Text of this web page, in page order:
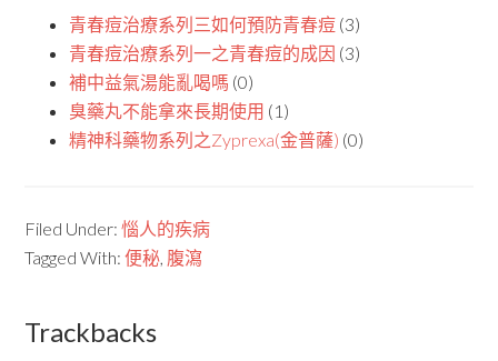
青春痘治療系列三如何預防青春痘 (3)
青春痘治療系列一之青春痘的成因 (3)
補中益氣湯能亂喝嗎 (0)
臭藥丸不能拿來長期使用 (1)
精神科藥物系列之Zyprexa(金普薩) (0)
Filed Under:惱人的疾病
Tagged With:便秘, 腹瀉
Trackbacks